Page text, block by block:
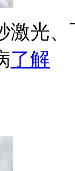
激光
了解